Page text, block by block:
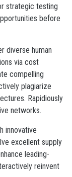
strategic testing
before
diverse human
via cost
compelling
plagiarize
Rapidiously
networks.
innovative
excellent supply
leading-
reinvent